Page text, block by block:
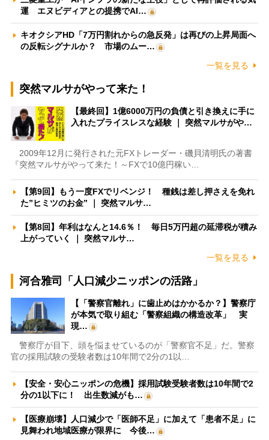
運 エヌビディアとの提携でAI…
キオクシアHD「7万円割れからの急反発」は再びの上昇局面へ
の反転シグナルか？ 市場のムー…
一覧を見る
突然マルサがやって来た！
【最終回】1億6000万円の負債と引き換えに手に
入れたプライスレスな経験 ｜ 突然マルサがや…
2009年12月に発行された元FXトレーダー・磯貝清明氏の著書
『突然マルサがやって来た！～FXで10億円稼い…
【第9回】もう一度FXでリベンジ！ 種銭は差し押さえを免れ
た”ヒミツのお金” ｜ 突然マルサ…
【第8回】年利はなんと14.6％！ 毎日5万円超の延滞税が積み
上がっていく ｜ 突然マルサ…
一覧を見る
河合雅司「人口減少ニッポンの活路」
【「警察官離れ」に歯止めはかかるか？】警察庁
が本気で取り組む「警察組織の構造改革」 実
現…
警察庁が目下、頭を悩ませているのが「警察官不足」だ。警察
官の採用試験の受験者数は10年間で2分の1以…
【安全・安心ニッポンの危機】採用試験受験者数は10年間で2
分の1以下に！ 出生数減がも…
【医療崩壊】人口減少で「医師不足」に加えて「患者不足」に
見舞われ地域医療が限界に 今後…